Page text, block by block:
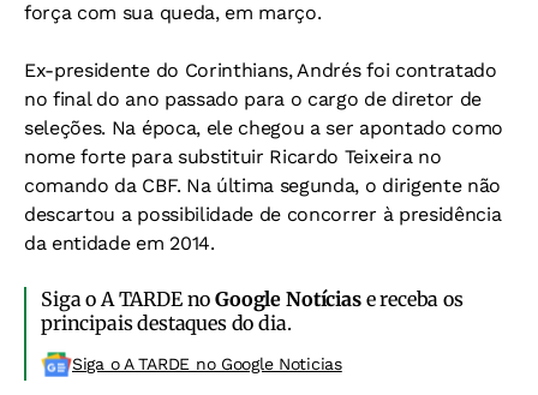
força com sua queda, em março.
Ex-presidente do Corinthians, Andrés foi contratado
no final do ano passado para o cargo de diretor de
seleções. Na época, ele chegou a ser apontado como
nome forte para substituir Ricardo Teixeira no
comando da CBF. Na última segunda, o dirigente não
descartou a possibilidade de concorrer à presidência
da entidade em 2014.
Siga o A TARDE noGoogle Notíciase receba os
principais destaques do dia.
Siga o A TARDE no Google Noticias